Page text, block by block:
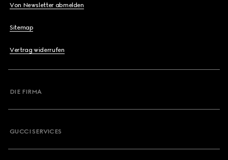
Von Newsletter abmelden
Sitemap
Vertrag widerrufen
DIE FIRMA
GUCCI SERVICES